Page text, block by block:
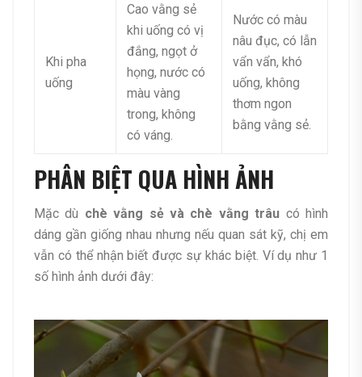
Khi pha
uống
Cao vằng sẻ
khi uống có vị
đắng, ngọt ở
họng, nước có
màu vàng
trong, không
có váng.
Nước có màu
nâu đục, có lẫn
vẩn vẩn, khó
uống, không
thơm ngon
bằng vằng sẻ.
PHÂN BIỆT QUA HÌNH ẢNH
Mặc dù chè vằng sẻ và chè vằng trâu có hình
dáng gần giống nhau nhưng nếu quan sát kỹ, chị em
vẫn có thể nhận biết được sự khác biệt. Ví dụ như 1
số hình ảnh dưới đây: